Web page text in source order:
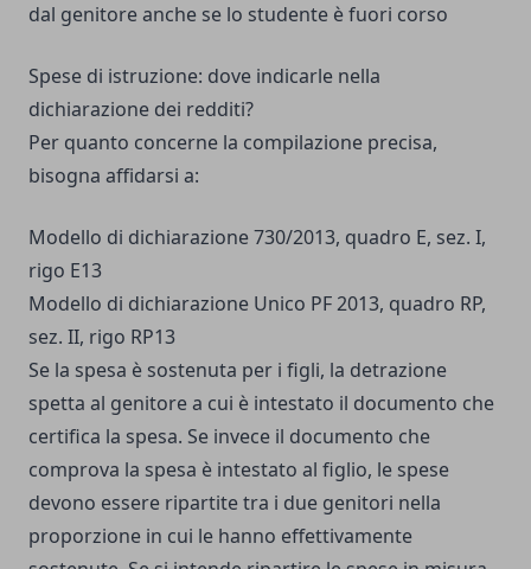
dal genitore anche se lo studente è fuori corso
Spese di istruzione: dove indicarle nella
dichiarazione dei redditi?
Per quanto concerne la compilazione precisa,
bisogna affidarsi a:
Modello di dichiarazione 730/2013, quadro E, sez. I,
rigo E13
Modello di dichiarazione Unico PF 2013, quadro RP,
sez. II, rigo RP13
Se la spesa è sostenuta per i figli, la detrazione
spetta al genitore a cui è intestato il documento che
certifica la spesa. Se invece il documento che
comprova la spesa è intestato al figlio, le spese
devono essere ripartite tra i due genitori nella
proporzione in cui le hanno effettivamente